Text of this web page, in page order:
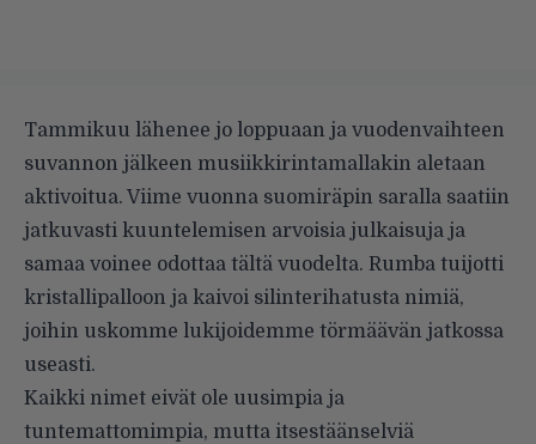
Tammikuu lähenee jo loppuaan ja vuodenvaihteen
suvannon jälkeen musiikkirintamallakin aletaan
aktivoitua. Viime vuonna suomiräpin saralla saatiin
jatkuvasti kuuntelemisen arvoisia julkaisuja ja
samaa voinee odottaa tältä vuodelta. Rumba tuijotti
kristallipalloon ja kaivoi silinterihatusta nimiä,
joihin uskomme lukijoidemme törmäävän jatkossa
useasti.
Kaikki nimet eivät ole uusimpia ja
tuntemattomimpia, mutta itsestäänselviä